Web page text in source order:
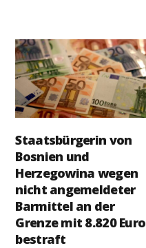
Staatsbürgerin von
Bosnien und
Herzegowina wegen
nicht angemeldeter
Barmittel an der
Grenze mit 8.820 Euro
bestraft